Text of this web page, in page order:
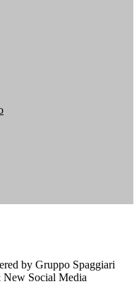
by Gruppo Spaggiari
New Social Media